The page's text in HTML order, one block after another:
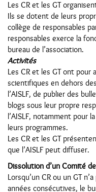
Les CR et les GT
Ils se dotent de leurs
collège de responsables
responsables exerce la
bureau de l’association.
Activités
Les CR et les GT ont pour
scientifiques en dehors
l’AISLF, de publier des
blogs sous leur propre
l’AISLF, notamment pour
leurs programmes.
Les CR et les GT
que l’AISLF peut diffuser.
Dissolution d’un Comité
Lorsqu’un CR ou un GT
années consécutives, le